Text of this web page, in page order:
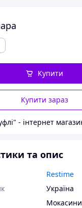
Купити зараз
Купити
та опис
Restime
Україна
Мокасини